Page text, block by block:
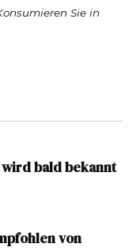
Sie in
wird bald bekannt
von